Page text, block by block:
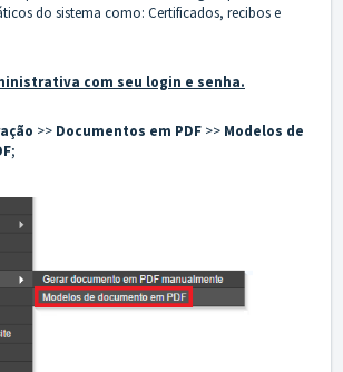
do sistema como: Certificados, recibos e
com seu login e senha.
>> Documentos em PDF >> Modelos de
;